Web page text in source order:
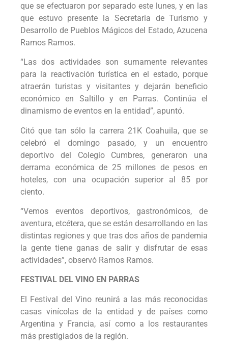
que se efectuaron por separado este lunes, y en las
que estuvo presente la Secretaria de Turismo y
Desarrollo de Pueblos Mágicos del Estado, Azucena
Ramos Ramos.
“Las dos actividades son sumamente relevantes
para la reactivación turística en el estado, porque
atraerán turistas y visitantes y dejarán beneficio
económico en Saltillo y en Parras. Continúa el
dinamismo de eventos en la entidad”, apuntó.
Citó que tan sólo la carrera 21K Coahuila, que se
celebró el domingo pasado, y un encuentro
deportivo del Colegio Cumbres, generaron una
derrama económica de 25 millones de pesos en
hoteles, con una ocupación superior al 85 por
ciento.
“Vemos eventos deportivos, gastronómicos, de
aventura, etcétera, que se están desarrollando en las
distintas regiones y que tras dos años de pandemia
la gente tiene ganas de salir y disfrutar de esas
actividades”, observó Ramos Ramos.
FESTIVAL DEL VINO EN PARRAS
El Festival del Vino reunirá a las más reconocidas
casas vinícolas de la entidad y de países como
Argentina y Francia, así como a los restaurantes
más prestigiados de la región.